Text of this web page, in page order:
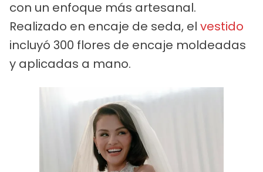
con un enfoque más artesanal.
Realizado en encaje de seda, el vestido
incluyó 300 flores de encaje moldeadas
y aplicadas a mano.